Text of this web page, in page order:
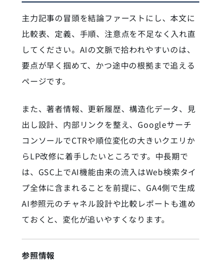
主力記事の冒頭を結論ファーストにし、本文に
比較表、定義、手順、注意点を不足なく入れ直
してください。AIの文脈で拾われやすいのは、
要点が早く掴めて、かつ途中の根拠まで追える
ページです。
また、著者情報、更新履歴、構造化データ、見
出し設計、内部リンクを整え、Googleサーチ
コンソールでCTRや順位変化の大きいクエリか
らLP改修に着手したいところです。中長期で
は、GSC上でAI機能由来の流入はWeb検索タイ
プ全体に含まれることを前提に、GA4側で生成
AI参照元のチャネル設計や比較レポートも進め
ておくと、変化が追いやすくなります。
参照情報